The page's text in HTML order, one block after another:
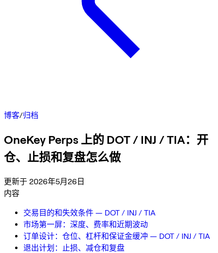
博客/归档
OneKey Perps 上的 DOT / INJ / TIA：开
仓、止损和复盘怎么做
更新于 2026年5月26日
内容
交易目的和失效条件 — DOT / INJ / TIA
市场第一屏：深度、费率和近期波动
订单设计：仓位、杠杆和保证金缓冲 — DOT / INJ / TIA
退出计划：止损、减仓和复盘